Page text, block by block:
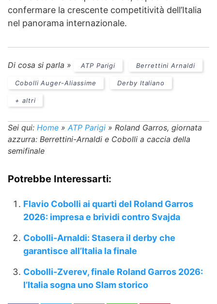
confermare la crescente competitività dell’Italia
nel panorama internazionale.
Di cosa si parla » ATP Parigi Berrettini Arnaldi
Cobolli Auger-Aliassime Derby Italiano
+ altri
Sei qui: Home » ATP Parigi » Roland Garros, giornata
azzurra: Berrettini-Arnaldi e Cobolli a caccia della
semifinale
Potrebbe Interessarti:
Flavio Cobolli ai quarti del Roland Garros
2026: impresa e brividi contro Svajda
Cobolli-Arnaldi: Stasera il derby che
garantisce all’Italia la finale
Cobolli-Zverev, finale Roland Garros 2026:
l’Italia sogna uno Slam storico